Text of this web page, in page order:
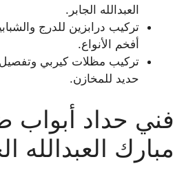
العبدالله الجابر.
تركيب درابزين للدرج
أفخم الأنواع.
تركيب مظلات كيربي
حديد للمخازن.
فني حداد أبواب
مبارك العبدالله